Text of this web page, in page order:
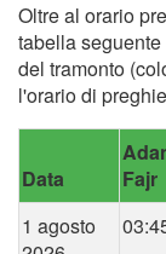
Oltre al orario
tabella
del tramonto
l'orario di
Data
Fajr
1 agosto